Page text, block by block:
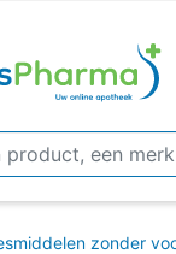
zonder